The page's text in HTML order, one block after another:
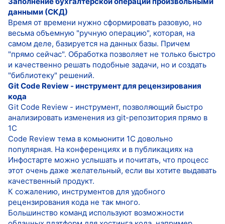
данными (СКД)
Время от времени нужно сформировать разовую, но
весьма объемную "ручную операцию", которая, на
самом деле, базируется на данных базы. Причем
"прямо сейчас". Обработка позволяет не только быстро
и качественно решать подобные задачи, но и создать
"библиотеку" решений.
Git Code Review - инструмент для рецензирования
кода
Git Code Review - инструмент, позволяющий быстро
анализировать изменения из git-репозитория прямо в
1С
Code Review тема в комьюнити 1С довольно
популярная. На конференциях и в публикациях на
Инфостарте можно услышать и почитать, что процесс
этот очень даже желательный, если вы хотите выдавать
качественный продукт.
К сожалению, инструментов для удобного
рецензирования кода не так много.
Большинство команд используют возможности